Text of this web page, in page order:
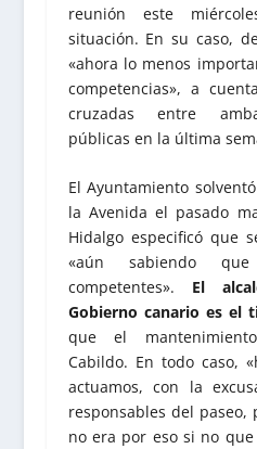
reunión este
situación. En su caso,
«ahora lo menos
competencias», a
cruzadas entre
públicas en la última
El Ayuntamiento
la Avenida el pasado
Hidalgo especificó que
«aún sabiendo
competentes». El
Gobierno canario es
que el
Cabildo. En todo caso,
actuamos, con la
responsables del
no era por eso si no